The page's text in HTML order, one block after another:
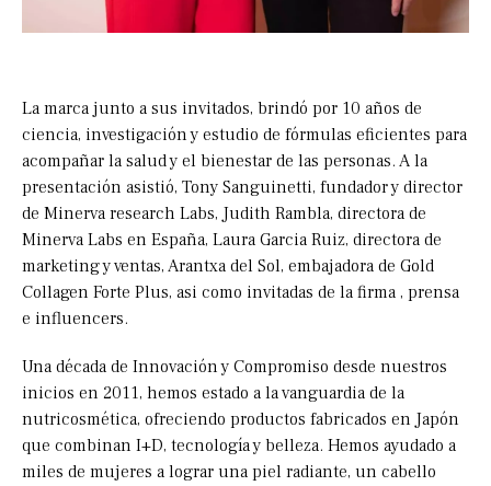
La marca junto a sus invitados, brindó por 10 años de
ciencia, investigación y estudio de fórmulas eficientes para
acompañar la salud y el bienestar de las personas. A la
presentación asistió, Tony Sanguinetti, fundador y director
de Minerva research Labs, Judith Rambla, directora de
Minerva Labs en España, Laura Garcia Ruiz, directora de
marketing y ventas, Arantxa del Sol, embajadora de Gold
Collagen Forte Plus, asi como invitadas de la firma , prensa
e influencers.
Una década de Innovación y Compromiso desde nuestros
inicios en 2011, hemos estado a la vanguardia de la
nutricosmética, ofreciendo productos fabricados en Japón
que combinan I+D, tecnología y belleza. Hemos ayudado a
miles de mujeres a lograr una piel radiante, un cabello